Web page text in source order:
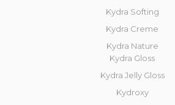
Kydra Softing
Kydra Creme
Kydra Nature
Kydra Gloss
Kydra Jelly Gloss
Kydroxy